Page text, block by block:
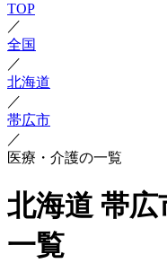
TOP
／
全国
／
北海道
／
帯広市
／
医療・介護の一覧
北海道 帯
一覧